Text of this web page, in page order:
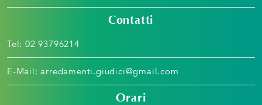
Contatti
Tel: 02 93796214
E-Mail: arredamenti.giudici@gmail.com
Orari